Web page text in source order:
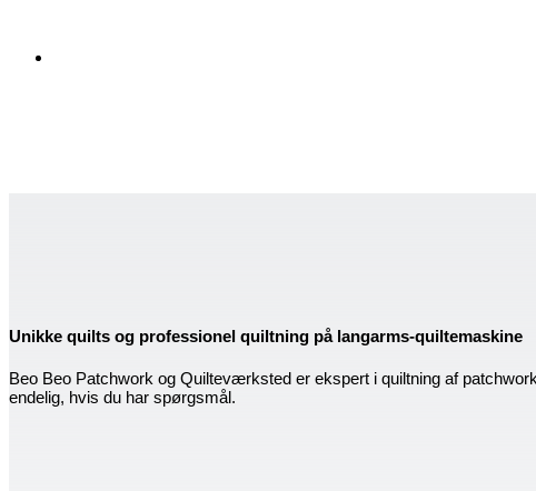
Unikke quilts og professionel quiltning på langarms-quiltemaskine
Beo Beo Patchwork og Quilteværksted er ekspert i quiltning af
endelig, hvis du har spørgsmål.